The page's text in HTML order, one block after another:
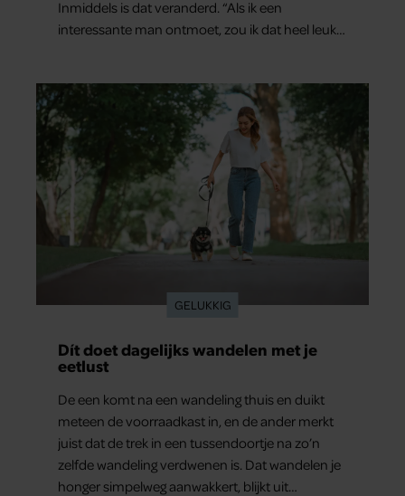
Inmiddels is dat veranderd. “Als ik een
interessante man ontmoet, zou ik dat heel leuk
GELUKKIG
Dít doet dagelijks wandelen met je
eetlust
De een komt na een wandeling thuis en duikt
meteen de voorraadkast in, en de ander merkt
juist dat de trek in een tussendoortje na zo’n
zelfde wandeling verdwenen is. Dat wandelen je
honger simpelweg aanwakkert, blijkt uit